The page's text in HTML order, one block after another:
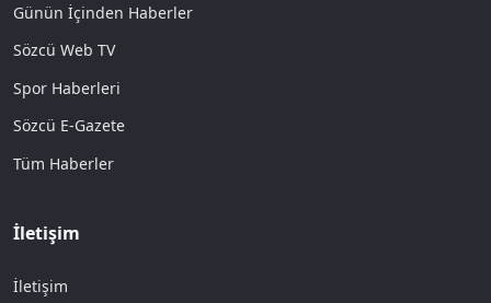
Günün İçinden Haberler
Sözcü Web TV
Spor Haberleri
Sözcü E-Gazete
Tüm Haberler
İletişim
İletişim